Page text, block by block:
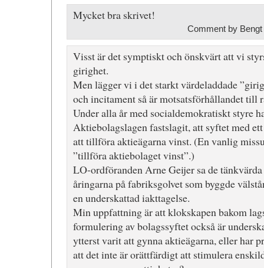
Mycket bra skrivet!
Comment by
Visst är det symptiskt och önskvärt att vi
girighet.
Men lägger vi i det starkt värdeladdade
och incitament så är motsatsförhållandet till
Under alla år med socialdemokratiskt styre
Aktiebolagslagen fastslagit, att syftet med
att tillföra aktieägarna vinst. (En vanlig
”tillföra aktiebolaget vinst”.)
LO-ordföranden Arne Geijer sa de
åringarna på fabriksgolvet som byggde
en underskattad iakttagelse.
Min uppfattning är att klokskapen bakom
formulering av bolagssyftet också är
ytterst varit att gynna aktieägarna, eller har
att det inte är orättfärdigt att stimulera